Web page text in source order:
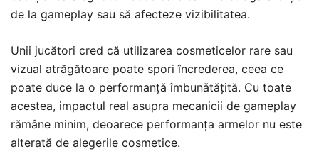
de la gameplay sau să afecteze vizibilitatea.
Unii jucători cred că utilizarea cosmeticelor rare sau
vizual atrăgătoare poate spori încrederea, ceea ce
poate duce la o performanță îmbunătățită. Cu toate
acestea, impactul real asupra mecanicii de gameplay
rămâne minim, deoarece performanța armelor nu este
alterată de alegerile cosmetice.